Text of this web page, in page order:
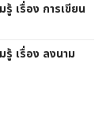
เรื่อง การเขียน
เรื่อง ลงนาม